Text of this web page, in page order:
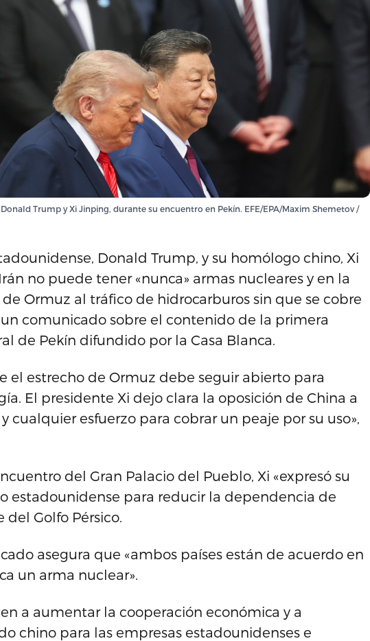
Trump y Xi Jinping, durante su encuentro en Pekín. EFE/EPA/Maxim Shemetov /
Donald Trump, y su homólogo chino, Xi
no puede tener «nunca» armas nucleares y en la
Ormuz al tráfico de hidrocarburos sin que se cobre
comunicado sobre el contenido de la primera
de Pekín difundido por la Casa Blanca.
el estrecho de Ormuz debe seguir abierto para
El presidente Xi dejo clara la oposición de China a
cualquier esfuerzo para cobrar un peaje por su uso»,
del Gran Palacio del Pueblo, Xi «expresó su
estadounidense para reducir la dependencia de
Golfo Pérsico.
asegura que «ambos países están de acuerdo en
un arma nuclear».
a aumentar la cooperación económica y a
chino para las empresas estadounidenses e